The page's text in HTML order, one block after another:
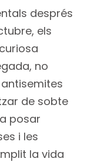
després
els
no
de sobte
posar
i les
la vida